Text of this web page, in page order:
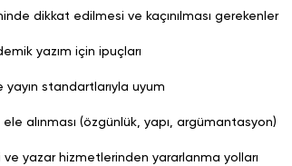
edilmesi ve kaçınılması gerekenler
yazım için ipuçları
standartlarıyla uyum
(özgünlük, yapı, argümantasyon)
hizmetlerinden yararlanma yolları